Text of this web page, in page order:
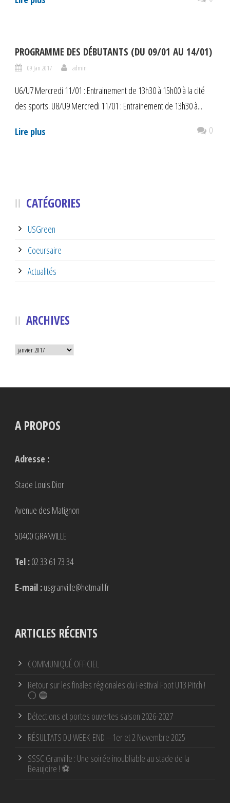
PROGRAMME DES DÉBUTANTS (DU 09/01 AU 14/01)
09 Jan 2017 admin
U6/U7 Mercredi 11/01 : Entrainement de 13h30 à 15h00 à la cité
des sports. U8/U9 Mercredi 11/01 : Entrainement de 13h30 à...
Lire plus 0
CATÉGORIES
USGreen
Coeursaire
Actualités
ARCHIVES
Archives
A PROPOS
Adresse :
Stade Louis Dior
Avenue des Matignon
50400 GRANVILLE
Tel :02 33 61 73 34
E-mail :usgranville@hotmail.fr
ARTICLES RÉCENTS
COMMUNIQUÉ OFFICIEL
Retour sur les finales régionales du Festival Foot U13 Pitch !
⚪ 🔵
Détections et portes ouvertes saison 2026-2027
RÉSULTATS DU WEEK-END – 1er et 2 Novembre 2025
SSSC Granville : Une soirée inoubliable au stade de la
Beaujoire ! ⚽